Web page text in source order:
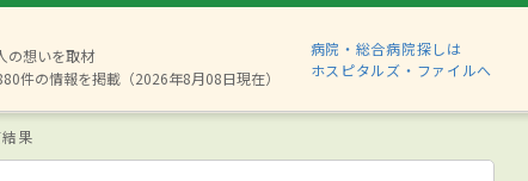
の想いを取材
件の情報を掲載（2026年8月08日現在）
病院・総合病院探しは
ホスピタルズ・ファイルへ
果